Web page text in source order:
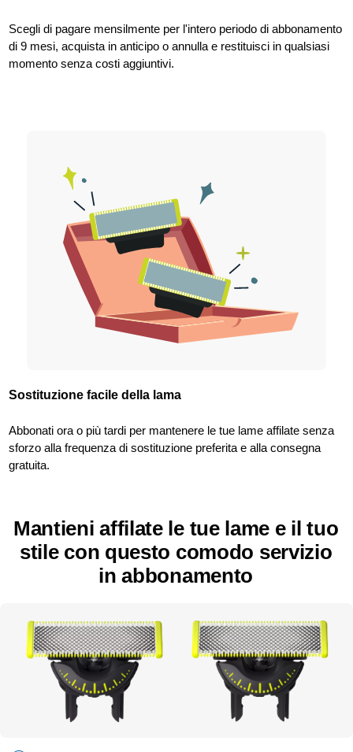
Scegli di pagare mensilmente per l'intero periodo di abbonamento
di 9 mesi, acquista in anticipo o annulla e restituisci in qualsiasi
momento senza costi aggiuntivi.
Sostituzione facile della lama
Abbonati ora o più tardi per mantenere le tue lame affilate senza
sforzo alla frequenza di sostituzione preferita e alla consegna
gratuita.
Mantieni affilate le tue lame e il tuo
stile con questo comodo servizio
in abbonamento